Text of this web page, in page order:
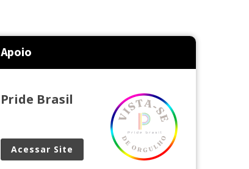
Apoio
Pride Brasil
Acessar Site